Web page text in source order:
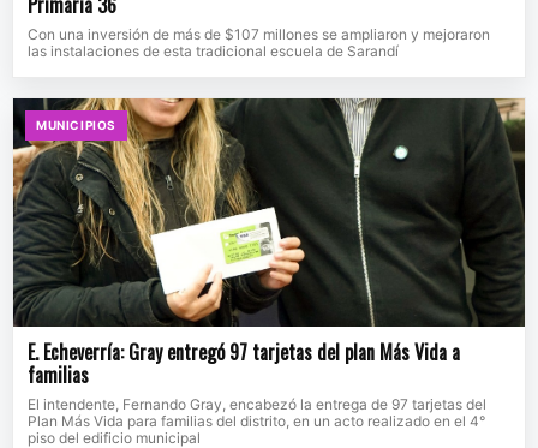
Con una inversión de más de $107 millones se ampliaron y mejoraron
las instalaciones de esta tradicional escuela de Sarandí
MUNICIPIOS
E. Echeverría: Gray entregó 97 tarjetas del plan Más Vida a
familias
El intendente, Fernando Gray, encabezó la entrega de 97 tarjetas del
Plan Más Vida para familias del distrito, en un acto realizado en el 4°
piso del edificio municipal